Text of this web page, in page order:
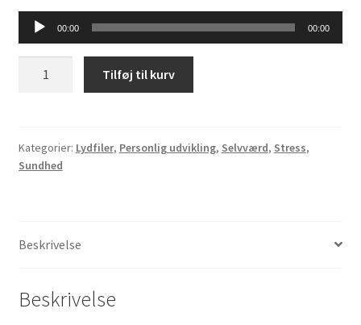
Lydafspiller
00:00 00:00
Tilføj til kurv
Kategorier: Lydfiler, Personlig udvikling, Selvværd, Stress,
Sundhed
Beskrivelse
Beskrivelse